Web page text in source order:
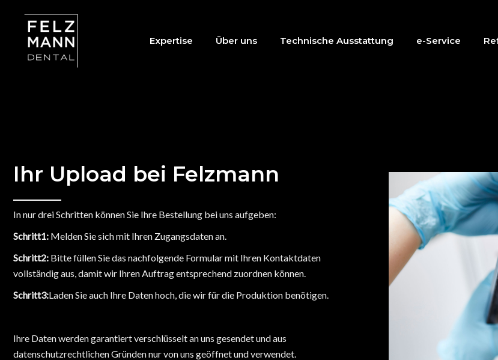
Expertise Über uns Technische Ausstattung e-Service
Ihr Upload bei Felzmann
In nur drei Schritten können Sie Ihre Bestellung bei uns aufgeben:
Schritt1: Melden Sie sich mit Ihren Zugangsdaten an.
Schritt2: Bitte füllen Sie das nachfolgende Formular mit Ihren Kontaktdaten
vollständig aus, damit wir Ihren Auftrag entsprechend zuordnen können.
Schritt3:Laden Sie auch Ihre Daten hoch, die wir für die Produktion benötigen.
Ihre Daten werden garantiert verschlüsselt an uns gesendet und aus
datenschutzrechtlichen Gründen nur von uns geöffnet und verwendet.